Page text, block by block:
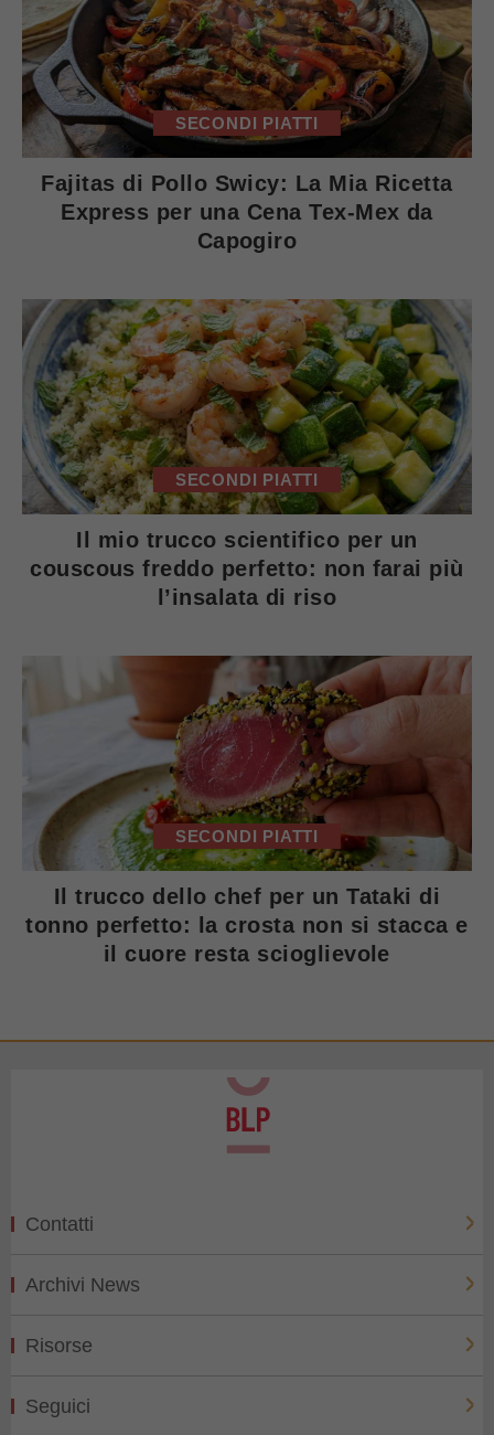
SECONDI PIATTI
Fajitas di Pollo Swicy: La Mia Ricetta
Express per una Cena Tex-Mex da
Capogiro
SECONDI PIATTI
Il mio trucco scientifico per un
couscous freddo perfetto: non farai più
l’insalata di riso
SECONDI PIATTI
Il trucco dello chef per un Tataki di
tonno perfetto: la crosta non si stacca e
il cuore resta scioglievole
Contatti
Archivi News
Risorse
Seguici